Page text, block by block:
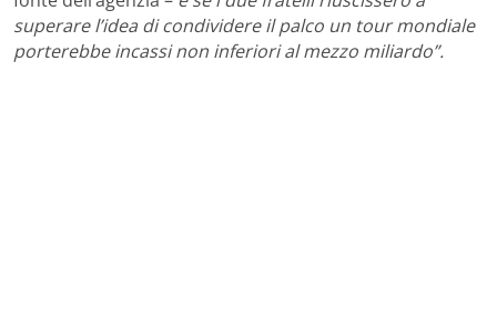
superare l’idea di condividere il palco un tour mondiale
porterebbe incassi non inferiori al mezzo miliardo”.